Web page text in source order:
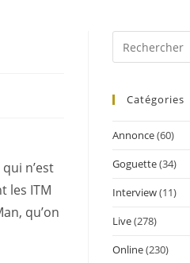
n’est
les ITM
qu’on
Catégories
Annonce(60)
Goguette(34)
Interview(11)
Live(278)
Online(230)